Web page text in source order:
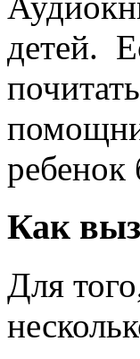
детей.
ребенок
Как
Для